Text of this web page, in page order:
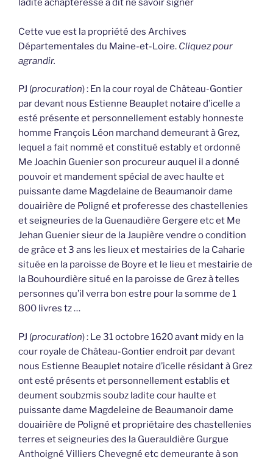
ladite achapteresse a dit ne savoir signer
Cette vue est la propriété des Archives
Départementales du Maine-et-Loire. Cliquez pour
agrandir.
PJ (procuration) : En la cour royal de Château-Gontier
par devant nous Estienne Beauplet notaire d’icelle a
esté présente et personnellement estably honneste
homme François Léon marchand demeurant à Grez,
lequel a fait nommé et constitué estably et ordonné
Me Joachin Guenier son procureur auquel il a donné
pouvoir et mandement spécial de avec haulte et
puissante dame Magdelaine de Beaumanoir dame
douairière de Poligné et proferesse des chastellenies
et seigneuries de la Guenaudière Gergere etc et Me
Jehan Guenier sieur de la Jaupière vendre o condition
de grâce et 3 ans les lieux et mestairies de la Caharie
située en la paroisse de Boyre et le lieu et mestairie de
la Bouhourdière situé en la paroisse de Grez à telles
personnes qu’il verra bon estre pour la somme de 1
800 livres tz …
PJ (procuration) : Le 31 octobre 1620 avant midy en la
cour royale de Château-Gontier endroit par devant
nous Estienne Beauplet notaire d’icelle résidant à Grez
ont esté présents et personnellement establis et
deument soubzmis soubz ladite cour haulte et
puissante dame Magdeleine de Beaumanoir dame
douairière de Poligné et propriétaire des chastellenies
terres et seigneuries des la Guerauldière Gurgue
Anthoigné Villiers Chevegné etc demeurante à son